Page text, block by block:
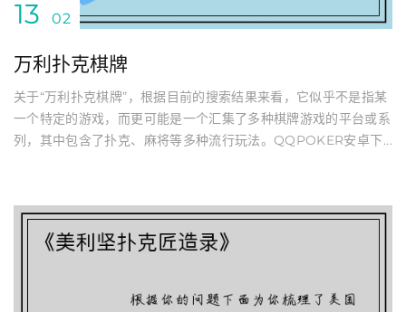
13 02
万利扑克棋牌
关于“万利扑克棋牌”，根据目前的搜索结果来看，它似乎不是指某
一个特定的游戏，而更可能是一个汇集了多种棋牌游戏的平台或系
列，其中包含了扑克、麻将等多种流行玩法。QQPOKER安卓下...